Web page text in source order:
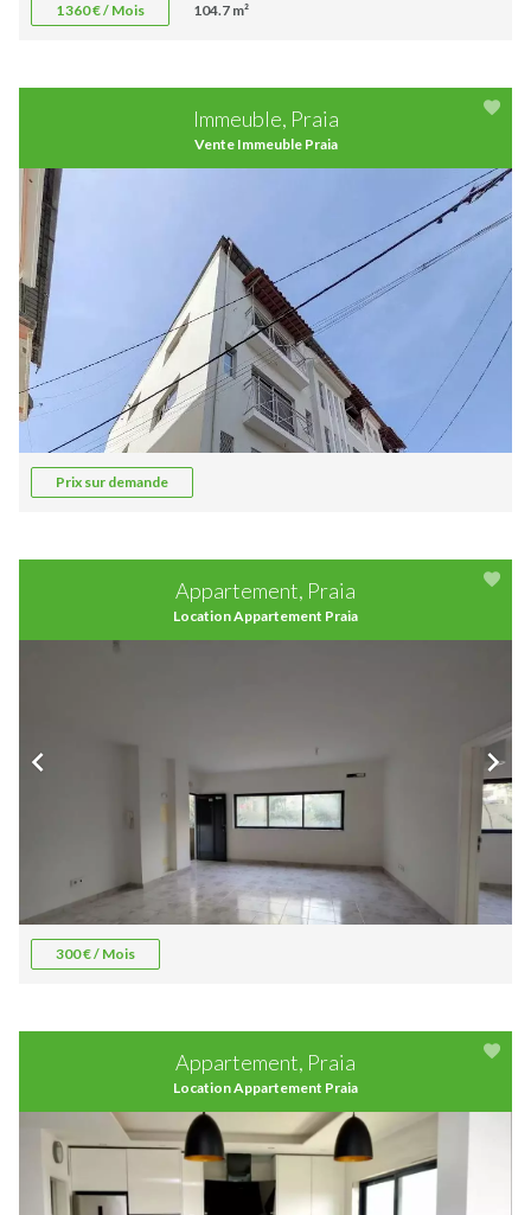
1 360 € / Mois 104.7 m²
Immeuble, Praia
Vente Immeuble Praia
Prix sur demande
Appartement, Praia
Location Appartement Praia
300 € / Mois
Appartement, Praia
Location Appartement Praia